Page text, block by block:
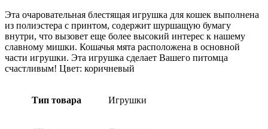
Эта очаровательная блестящая игрушка для кошек выполнена
из полиэстера с принтом, содержит шуршащую бумагу
внутри, что вызовет еще более высокий интерес к нашему
славному мишки. Кошачья мята расположена в основной
части игрушки. Эта игрушка сделает Вашего питомца
счастливым! Цвет: коричневый
Тип товара Игрушки